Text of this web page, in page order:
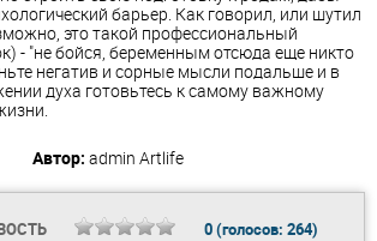
барьер. Как говорил, или шутил
это такой профессиональный
- "не бойся, беременным отсюда еще никто
негатив и сорные мысли подальше и в
духа готовьтесь к самому важному
Автор: admin Artlife
0(голосов: 264)